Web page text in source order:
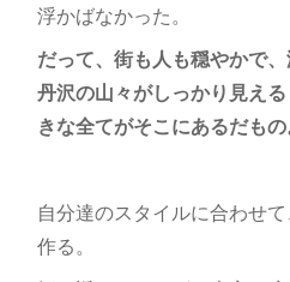
浮かばなかった。
だって、街も人も穏やかで
丹沢の山々がしっかり見え
きな全てがそこにあるだもの
自分達のスタイルに合わせ
作る。